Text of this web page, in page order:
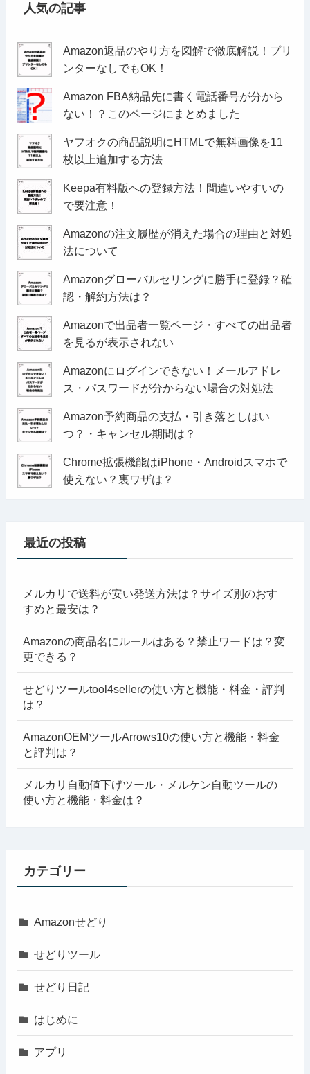
人気の記事
Amazon返品のやり方を図解で徹底解説！プリ
ンターなしでもOK！
Amazon FBA納品先に書く電話番号が分から
ない！？このページにまとめました
ヤフオクの商品説明にHTMLで無料画像を11
枚以上追加する方法
Keepa有料版への登録方法！間違いやすいの
で要注意！
Amazonの注文履歴が消えた場合の理由と対処
法について
Amazonグローバルセリングに勝手に登録？確
認・解約方法は？
Amazonで出品者一覧ページ・すべての出品者
を見るが表示されない
Amazonにログインできない！メールアドレ
ス・パスワードが分からない場合の対処法
Amazon予約商品の支払・引き落としはい
つ？・キャンセル期間は？
Chrome拡張機能はiPhone・Androidスマホで
使えない？裏ワザは？
最近の投稿
メルカリで送料が安い発送方法は？サイズ別のおす
すめと最安は？
Amazonの商品名にルールはある？禁止ワードは？変
更できる？
せどりツールtool4sellerの使い方と機能・料金・評判
は？
AmazonOEMツールArrows10の使い方と機能・料金
と評判は？
メルカリ自動値下げツール・メルケン自動ツールの
使い方と機能・料金は？
カテゴリー
Amazonせどり
せどりツール
せどり日記
はじめに
アプリ